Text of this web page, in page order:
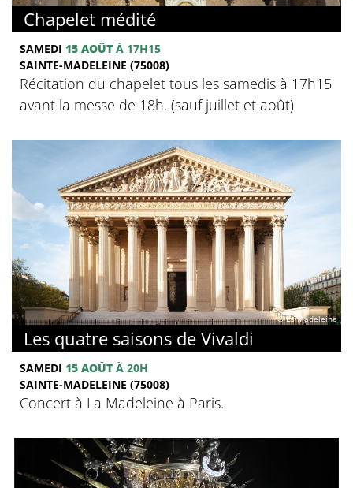
Chapelet médité
SAMEDI 15 AOÛT À 17H15
SAINTE-MADELEINE (75008)
Récitation du chapelet tous les samedis à 17h15
avant la messe de 18h. (sauf juillet et août)
© La Madeleine
Les quatre saisons de Vivaldi
SAMEDI 15 AOÛT À 20H
SAINTE-MADELEINE (75008)
Concert à La Madeleine à Paris.